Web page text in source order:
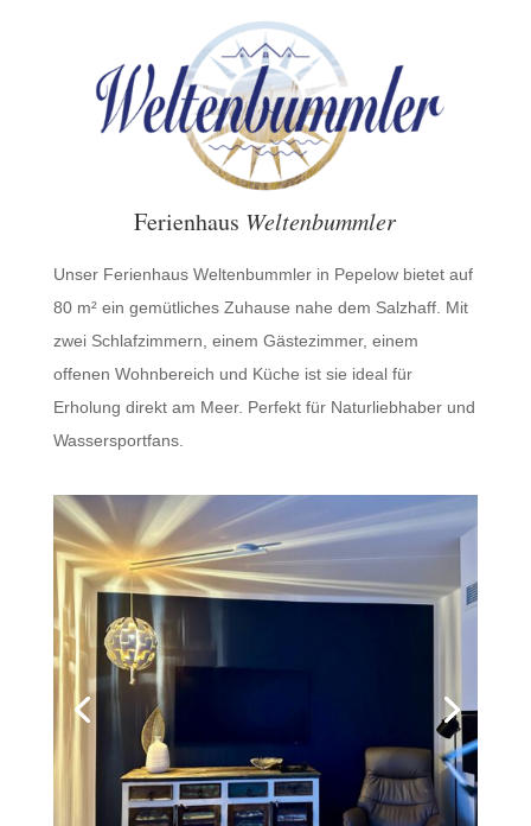
Ferienhaus Weltenbummler
Unser Ferienhaus Weltenbummler in Pepelow bietet auf
80 m² ein gemütliches Zuhause nahe dem Salzhaff. Mit
zwei Schlafzimmern, einem Gästezimmer, einem
offenen Wohnbereich und Küche ist sie ideal für
Erholung direkt am Meer. Perfekt für Naturliebhaber und
Wassersportfans.